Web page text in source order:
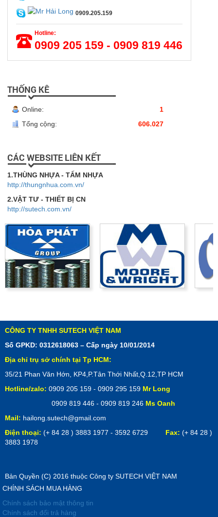
0909.205.159
Hotline:
0909 205 159 - 0909 819 446
THỐNG KÊ
Online:
1
Tổng cộng:
606.027
CÁC WEBSITE LIÊN KẾT
1.THÙNG NHỰA - TẤM NHỰA
http://thungnhua.com.vn/
2.VẬT TƯ - THIẾT BỊ CN
http://sutech.com.vn/
CÔNG TY TNHH SUTECH VIỆT NAM
Số GPKD: 0312618063 – Cấp ngày 10/01/2014
Địa chỉ trụ sở chính tại Tp HCM:
35/21 Phan Văn Hớn, KP4,P.Tân Thới Nhất,Q.12,TP HCM
Hotline/zalo: 0909 205 159 - 0909 295 159 Mr Long
0909 819 446 - 0909 819 246 Ms Oanh
Mail: hailong.sutech@gmail.com
Điện thoại: (+ 84 28 ) 3883 1977 - 3592 6729 Fax: (+ 84 28 )
3883 1978
Bản Quyền (C) 2016 thuộc Công ty SUTECH VIỆT NAM
CHÍNH SÁCH MUA HÀNG
Chính sách bảo mật thông tin
Chính sách đổi trả hàng